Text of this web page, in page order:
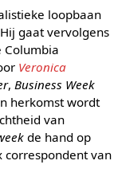
loopbaan
gaat vervolgens
Columbia
Veronica
, Business Week
herkomst wordt
van
de hand op
van